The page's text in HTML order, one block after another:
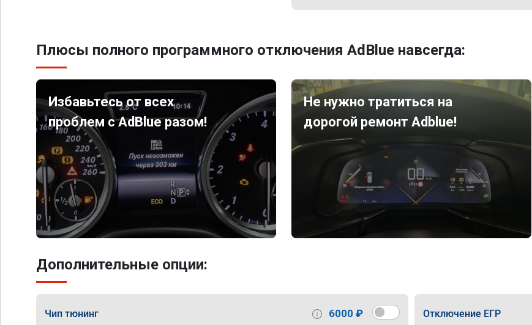
Плюсы полного программного отключения AdBlue навсегда:
Избавьтесь от всех
проблем с AdBlue разом!
Не нужно тратиться на
дорогой ремонт Adblue!
Дополнительные опции:
Чип тюнинг 6000 ₽ Отключение ЕГР